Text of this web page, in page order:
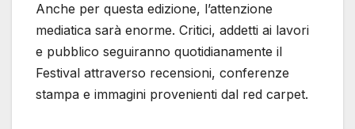
Anche per questa edizione, l’attenzione
mediatica sarà enorme. Critici, addetti ai lavori
e pubblico seguiranno quotidianamente il
Festival attraverso recensioni, conferenze
stampa e immagini provenienti dal red carpet.